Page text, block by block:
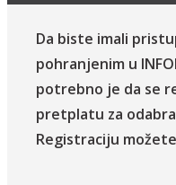
Da biste imali
pohranjenim u
potrebno je da se
pretplatu za
Registraciju